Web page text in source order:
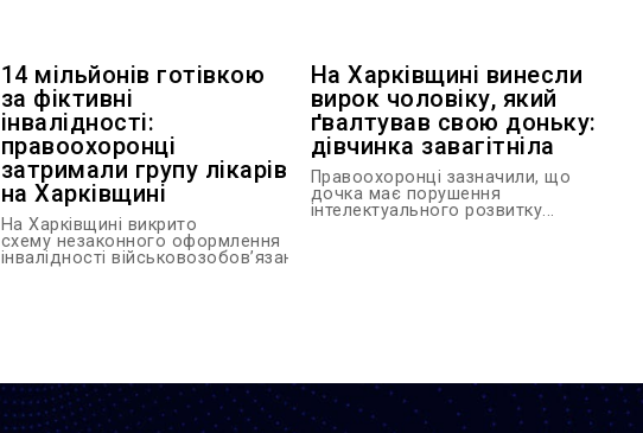
14 мільйонів готівкою
за фіктивні
інвалідності:
правоохоронці
затримали групу лікарів
на Харківщині
На Харківщині викрито
схему незаконного оформлення
інвалідності військовозобов’язаним...
На Харківщині винесли
вирок чоловіку, який
ґвалтував свою доньку:
дівчинка завагітніла
Правоохоронці зазначили, що
дочка має порушення
інтелектуального розвитку...